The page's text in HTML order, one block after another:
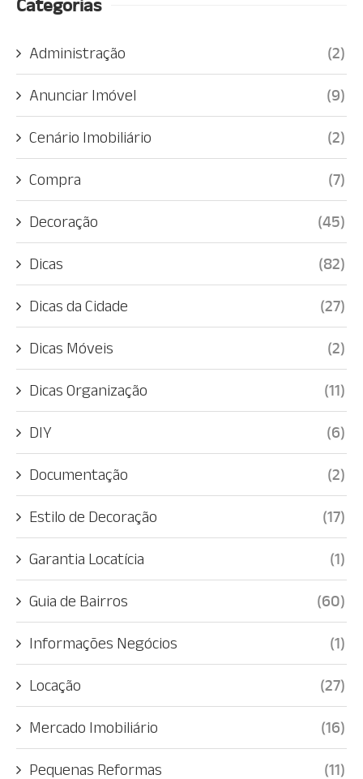
Categorias
Administração (2)
Anunciar Imóvel (9)
Cenário Imobiliário (2)
Compra (7)
Decoração (45)
Dicas (82)
Dicas da Cidade (27)
Dicas Móveis (2)
Dicas Organização (11)
DIY (6)
Documentação (2)
Estilo de Decoração (17)
Garantia Locatícia (1)
Guia de Bairros (60)
Informações Negócios (1)
Locação (27)
Mercado Imobiliário (16)
Pequenas Reformas (11)